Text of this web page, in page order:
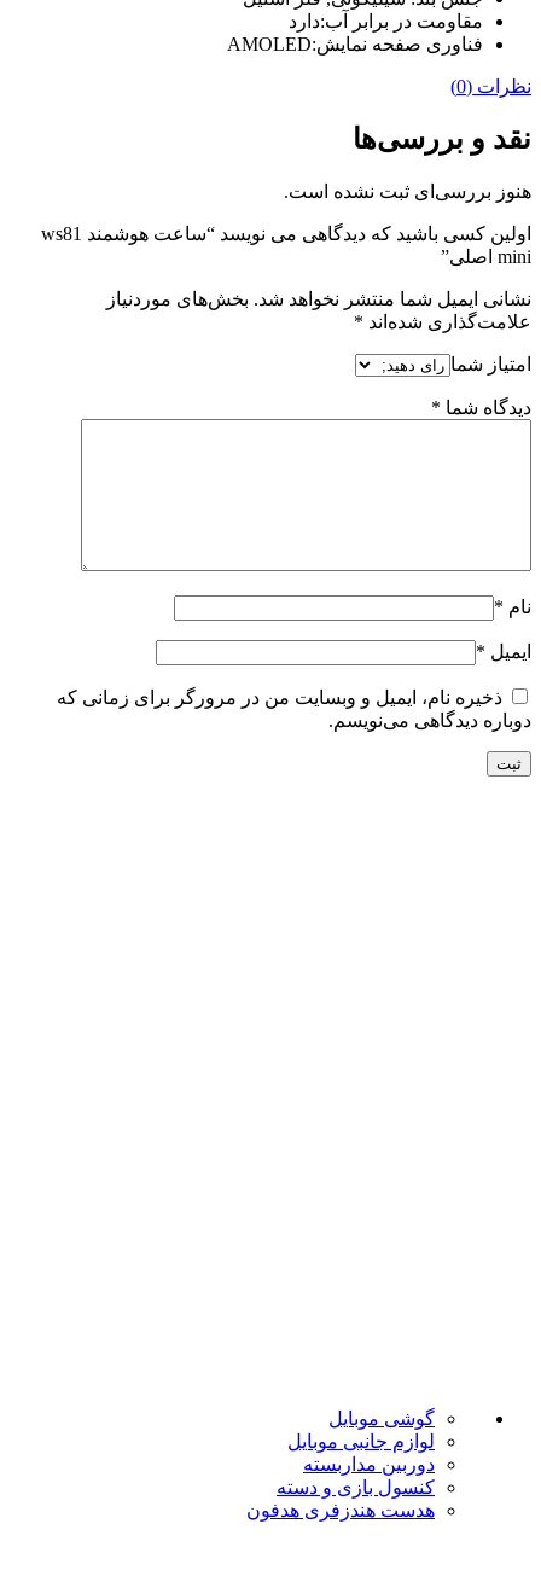
مقاومت در برابر آب:دارد
فناوری صفحه نمایش:AMOLED
نظرات (0)
نقد و بررسی‌ها
هنوز بررسی‌ای ثبت نشده است.
اولین کسی باشید که دیدگاهی می نویسد “ساعت هوشمند ws81
mini اصلی”
نشانی ایمیل شما منتشر نخواهد شد. بخش‌های موردنیاز
علامت‌گذاری شده‌اند *
امتیاز شما
دیدگاه شما *
نام *
ایمیل *
ذخیره نام، ایمیل و وبسایت من در مرورگر برای زمانی که
دوباره دیدگاهی می‌نویسم.
گوشی موبایل
لوازم جانبی موبایل
دوربین مداربسته
کنسول بازی و دسته
هدست هندزفری هدفون